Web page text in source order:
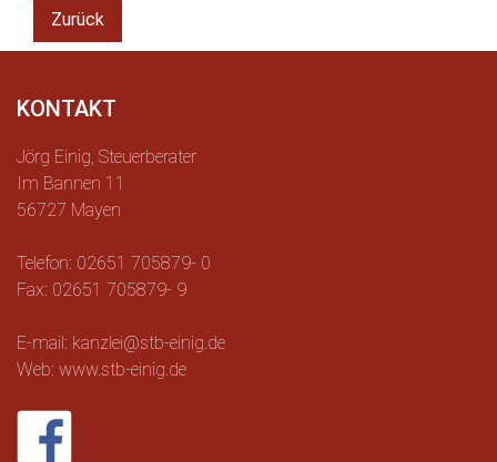
Zurück
KONTAKT
Jörg Einig, Steuerberater
Im Bannen 11
56727 Mayen
Telefon: 02651 705879- 0
Fax: 02651 705879- 9
E-mail: kanzlei@stb-einig.de
Web: www.stb-einig.de